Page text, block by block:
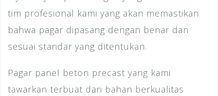
tim profesional kami yang akan memastikan
bahwa pagar dipasang dengan benar dan
sesuai standar yang ditentukan.
Pagar panel beton precast yang kami
tawarkan terbuat dari bahan berkualitas